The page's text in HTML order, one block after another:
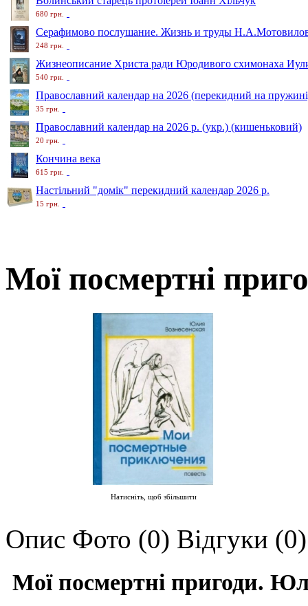
680 грн.
Серафимово послушание. Жизнь и труды
248 грн.
Жизнеописание Христа ради Юродивого схимонаха
540 грн.
Православний календар на 2026 (перекидний на
35 грн.
Православний календар на 2026 р. (укр.) (кишеньковий)
20 грн.
Кончина века
615 грн.
Настільний "домік" перекидний календар 2026 р.
15 грн.
Мої посмертні
Натисніть, щоб збільшити
Опис Фото (0) Відгуки (0)
Мої посмертні пригоди.